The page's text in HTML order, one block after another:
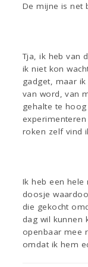
De mijne is net
Tja, ik heb van
ik niet kon
gadget, maar
van word, van
gehalte te
roken zelf vind
Ik heb een hele
doosje
die gekocht
dag wil kunnen
openbaar mee
omdat ik hem